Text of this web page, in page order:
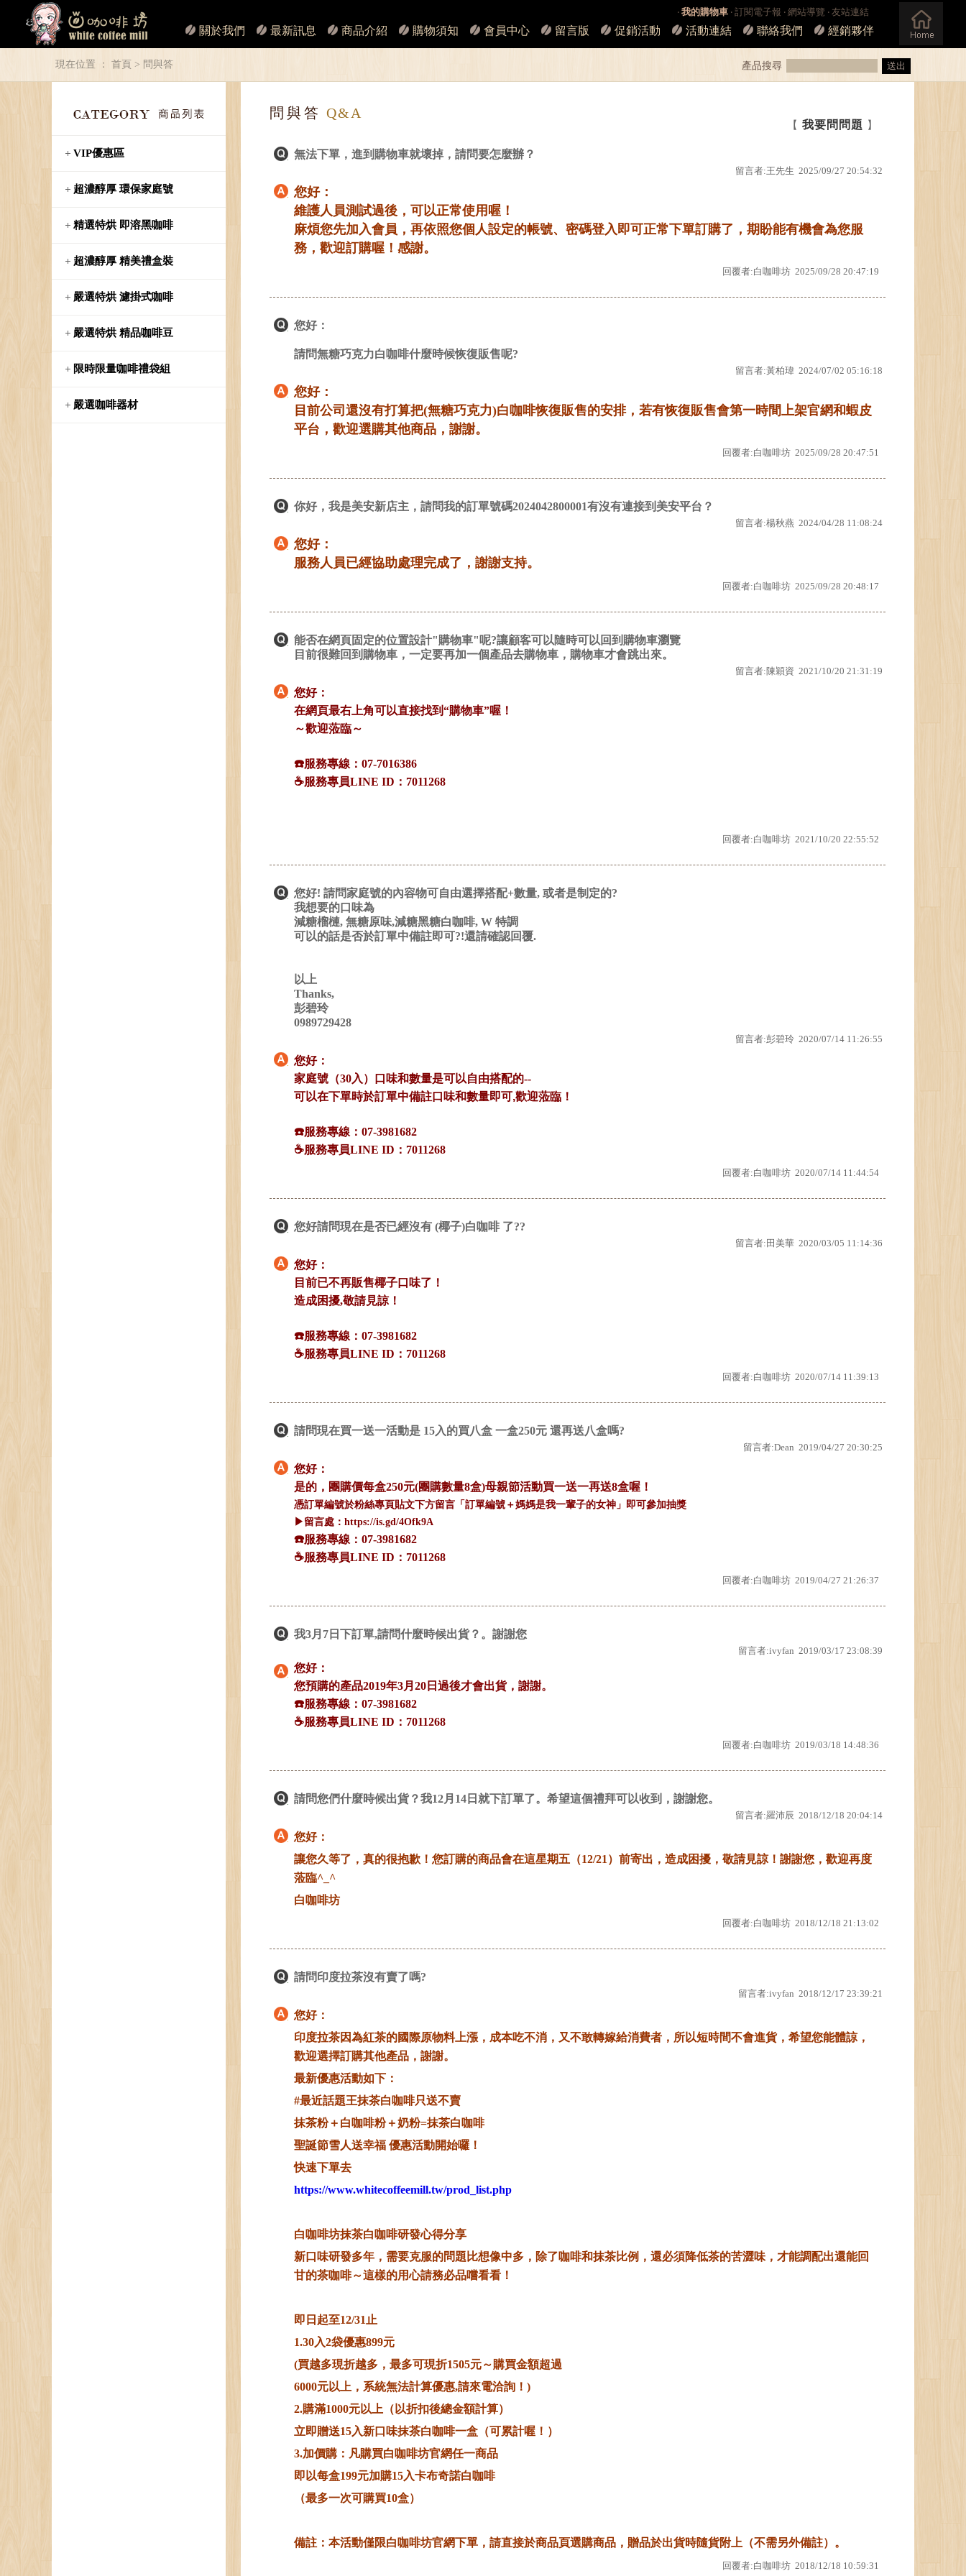
‧ 我的購物車 ‧ 訂閱電子報 ‧ 網站導覽 ‧ 友站連結
經銷夥伴
聯絡我們
活動連結
促銷活動
留言版
會員中心
購物須知
商品介紹
最新訊息
關於我們
現在位置 ： 首頁 > 問與答 產品搜尋
VIP優惠區
超濃醇厚 環保家庭號
精選特烘 即溶黑咖啡
超濃醇厚 精美禮盒裝
嚴選特烘 濾掛式咖啡
嚴選特烘 精品咖啡豆
限時限量咖啡禮袋組
嚴選咖啡器材
【 我要問問題 】
問與答 Q&A
無法下單，進到購物車就壞掉，請問要怎麼辦？
留言者:王先生 2025/09/27 20:54:32
您好：
維護人員測試過後，可以正常使用喔！
麻煩您先加入會員，再依照您個人設定的帳號、密碼登入即可正常下單訂購了，期盼能有機會為您服
務，歡迎訂購喔！感謝。
回覆者:白咖啡坊 2025/09/28 20:47:19
您好：
請問無糖巧克力白咖啡什麼時候恢復販售呢?
留言者:黃柏瑋 2024/07/02 05:16:18
您好：
目前公司還沒有打算把(無糖巧克力)白咖啡恢復販售的安排，若有恢復販售會第一時間上架官網和蝦皮
平台，歡迎選購其他商品，謝謝。
回覆者:白咖啡坊 2025/09/28 20:47:51
你好，我是美安新店主，請問我的訂單號碼2024042800001有沒有連接到美安平台？
留言者:楊秋燕 2024/04/28 11:08:24
您好：
服務人員已經協助處理完成了，謝謝支持。
回覆者:白咖啡坊 2025/09/28 20:48:17
能否在網頁固定的位置設計"購物車"呢?讓顧客可以隨時可以回到購物車瀏覽
目前很難回到購物車，一定要再加一個產品去購物車，購物車才會跳出來。
留言者:陳穎資 2021/10/20 21:31:19
您好：
在網頁最右上角可以直接找到“購物車”喔！
～歡迎蒞臨～
☎️服務專線：07-7016386
☕️服務專員LINE ID：7011268
回覆者:白咖啡坊 2021/10/20 22:55:52
您好! 請問家庭號的內容物可自由選擇搭配+數量, 或者是制定的?
我想要的口味為
減糖榴槤, 無糖原味,減糖黑糖白咖啡, W 特調
可以的話是否於訂單中備註即可?!還請確認回覆.
以上
Thanks,
彭碧玲
0989729428
留言者:彭碧玲 2020/07/14 11:26:55
您好：
家庭號（30入）口味和數量是可以自由搭配的--
可以在下單時於訂單中備註口味和數量即可,歡迎蒞臨！
☎️服務專線：07-3981682
☕️服務專員LINE ID：7011268
回覆者:白咖啡坊 2020/07/14 11:44:54
您好請問現在是否已經沒有 (椰子)白咖啡 了??
留言者:田美華 2020/03/05 11:14:36
您好：
目前已不再販售椰子口味了！
造成困擾,敬請見諒！
☎️服務專線：07-3981682
☕️服務專員LINE ID：7011268
回覆者:白咖啡坊 2020/07/14 11:39:13
請問現在買一送一活動是 15入的買八盒 一盒250元 還再送八盒嗎?
留言者:Dean 2019/04/27 20:30:25
您好：
是的，團購價每盒250元(團購數量8盒)母親節活動買一送一再送8盒喔！
憑訂單編號於粉絲專頁貼文下方留言「訂單編號＋媽媽是我一輩子的女神」即可參加抽獎
▶留言處：https://is.gd/4Ofk9A
☎️服務專線：07-3981682
☕️服務專員LINE ID：7011268
回覆者:白咖啡坊 2019/04/27 21:26:37
我3月7日下訂單,請問什麼時候出貨？。謝謝您
留言者:ivyfan 2019/03/17 23:08:39
您好：
您預購的產品2019年3月20日過後才會出貨，謝謝。
☎️服務專線：07-3981682
☕️服務專員LINE ID：7011268
回覆者:白咖啡坊 2019/03/18 14:48:36
請問您們什麼時候出貨？我12月14日就下訂單了。希望這個禮拜可以收到，謝謝您。
留言者:羅沛辰 2018/12/18 20:04:14
您好：
讓您久等了，真的很抱歉！您訂購的商品會在這星期五（12/21）前寄出，造成困擾，敬請見諒！謝謝您，歡迎再度
蒞臨^_^
白咖啡坊
回覆者:白咖啡坊 2018/12/18 21:13:02
請問印度拉茶沒有賣了嗎?
留言者:ivyfan 2018/12/17 23:39:21
您好：
印度拉茶因為紅茶的國際原物料上漲，成本吃不消，又不敢轉嫁給消費者，所以短時間不會進貨，希望您能體諒，
歡迎選擇訂購其他產品，謝謝。
最新優惠活動如下：
#最近話題王抹茶白咖啡只送不賣
抹茶粉＋白咖啡粉＋奶粉=抹茶白咖啡
聖誕節雪人送幸福 優惠活動開始囉！
快速下單去
https://www.whitecoffeemill.tw/prod_list.php
白咖啡坊抹茶白咖啡研發心得分享
新口味研發多年，需要克服的問題比想像中多，除了咖啡和抹茶比例，還必須降低茶的苦澀味，才能調配出還能回
甘的茶咖啡～這樣的用心請務必品嚐看看！
即日起至12/31止
1.30入2袋優惠899元
(買越多現折越多，最多可現折1505元～購買金額超過
6000元以上，系統無法計算優惠,請來電洽詢！)
2.購滿1000元以上（以折扣後總金額計算）
立即贈送15入新口味抹茶白咖啡一盒（可累計喔！）
3.加價購：凡購買白咖啡坊官網任一商品
即以每盒199元加購15入卡布奇諾白咖啡
（最多一次可購買10盒）
備註：本活動僅限白咖啡坊官網下單，請直接於商品頁選購商品，贈品於出貨時隨貨附上（不需另外備註）。
回覆者:白咖啡坊 2018/12/18 10:59:31